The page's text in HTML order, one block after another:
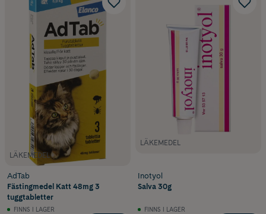
LÄKEMEDEL
AdTab
Fästingmedel Katt 48mg 3
tuggtabletter
FINNS I LAGER
LÄKEMEDEL
Inotyol
Salva 30g
FINNS I LAGER